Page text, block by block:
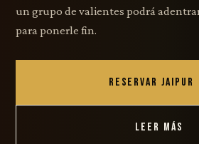
un grupo de valientes podrá
para ponerle fin.
RESERVAR
LEER MÁS